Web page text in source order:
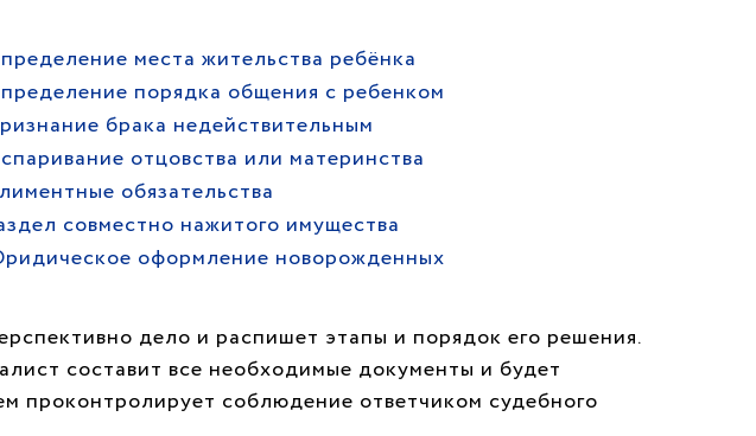
места жительства ребёнка
порядка общения с ребенком
брака недействительным
отцовства или материнства
обязательства
совместно нажитого имущества
оформление новорожденных
дело и распишет этапы и порядок его решения.
составит все необходимые документы и будет
проконтролирует соблюдение ответчиком судебного